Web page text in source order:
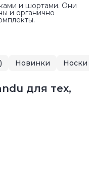
и шортами. Они
и органично
Новинки Носки
для тех,